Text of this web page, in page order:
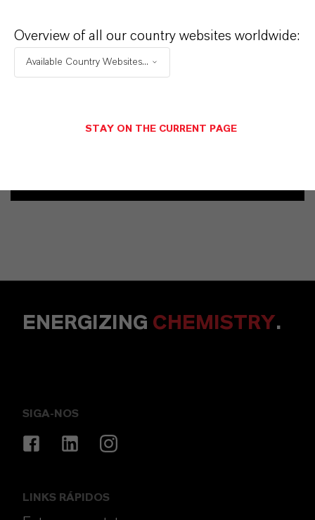
Holtrichter-Rößmann
Bergkamen
ENERGIZING CHEMISTRY.
SIGA-NOS
LINKS RÁPIDOS
Overview of all our country websites worldwide:
Available Country Websites...
STAY ON THE CURRENT PAGE